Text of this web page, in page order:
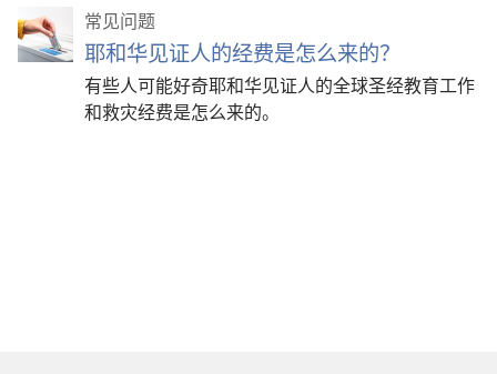
常见问题
耶和华见证人的经费是怎么来的？
有些人可能好奇耶和华见证人的全球圣经教育工作
和救灾经费是怎么来的。